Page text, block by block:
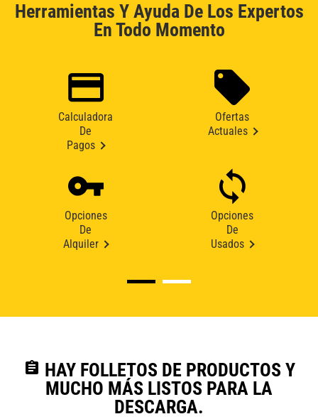
Herramientas Y Ayuda De Los Expertos
En Todo Momento
Calculadora
De
Pagos
Ofertas
Actuales
Opciones
De
Alquiler
Opciones
De
Usados
assignment HAY FOLLETOS DE PRODUCTOS Y
MUCHO MÁS LISTOS PARA LA
DESCARGA.